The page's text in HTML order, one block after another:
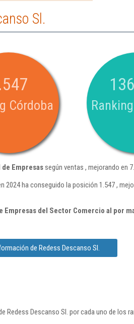
Sl.
Córdoba
de Empresassegún ventas , mejorando en
2024 ha conseguido la posición 1.547 ,
Empresas del Sector Comercio al por
de Redess Descanso Sl.
Descanso Sl. por cada uno de los